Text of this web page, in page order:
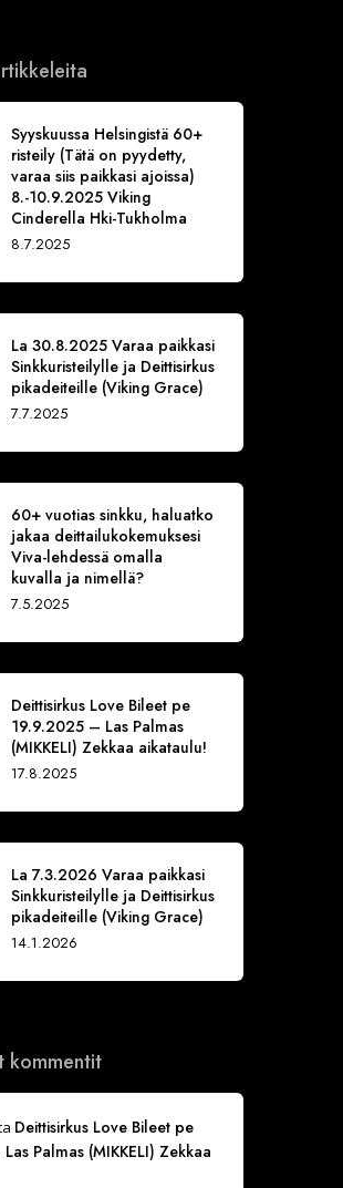
Syyskuussa Helsingistä 60+
risteily (Tätä on pyydetty,
varaa siis paikkasi ajoissa)
8.-10.9.2025 Viking
Cinderella Hki-Tukholma
8.7.2025
La 30.8.2025 Varaa paikkasi
Sinkkuristeilylle ja Deittisirkus
pikadeiteille (Viking Grace)
7.7.2025
60+ vuotias sinkku, haluatko
jakaa deittailukokemuksesi
Viva-lehdessä omalla
kuvalla ja nimellä?
7.5.2025
Deittisirkus Love Bileet pe
19.9.2025 – Las Palmas
(MIKKELI) Zekkaa aikataulu!
17.8.2025
La 7.3.2026 Varaa paikkasi
Sinkkuristeilylle ja Deittisirkus
pikadeiteille (Viking Grace)
14.1.2026
kommentit
Deittisirkus Love Bileet pe
Palmas (MIKKELI) Zekkaa